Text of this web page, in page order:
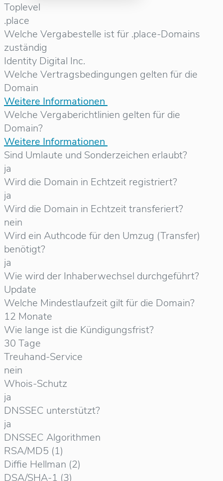
Toplevel
.place
Welche Vergabestelle ist für .place-Domains
zuständig
Identity Digital Inc.
Welche Vertragsbedingungen gelten für die
Domain
Weitere Informationen
Welche Vergaberichtlinien gelten für die
Domain?
Weitere Informationen
Sind Umlaute und Sonderzeichen erlaubt?
ja
Wird die Domain in Echtzeit registriert?
ja
Wird die Domain in Echtzeit transferiert?
nein
Wird ein Authcode für den Umzug (Transfer)
benötigt?
ja
Wie wird der Inhaberwechsel durchgeführt?
Update
Welche Mindestlaufzeit gilt für die Domain?
12 Monate
Wie lange ist die Kündigungsfrist?
30 Tage
Treuhand-Service
nein
Whois-Schutz
ja
DNSSEC unterstützt?
ja
DNSSEC Algorithmen
RSA/MD5 (1)
Diffie Hellman (2)
DSA/SHA-1 (3)